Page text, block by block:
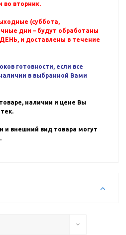
во вторник.
(суббота,
дни – будут обработаны
и доставлены в течение
готовности, если все
в выбранной Вами
наличии и цене Вы
и внешний вид товара могут